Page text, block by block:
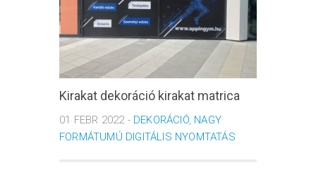
Kirakat dekoráció kirakat matrica
01 FEBR 2022 - DEKORÁCIÓ, NAGY
FORMÁTUMÚ DIGITÁLIS NYOMTATÁS